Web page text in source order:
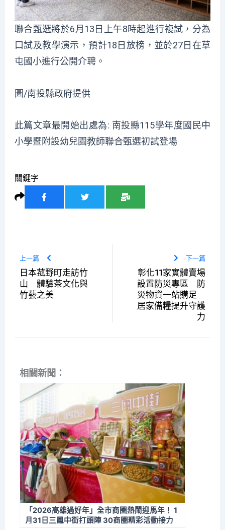
聯合甄選將於6月13日上午8時起進行複試，分為
口試及教學演示，預計18日放榜，並於27日在草
屯國小進行公開介聘。
圖/南投縣政府提供
此篇文章最開始出處為: 南投縣115學年度國民中
小學暨附設幼兒園教師聯合甄選初試登場
關鍵字
上一篇
日本菰野町走訪竹
山 體驗茶文化與
竹藝之美
下一篇
彰化11家實體賣場
設置防災專區 防
災物資一站購足
居家備糧提升守護
力
相關新聞：
「2026高雄過好年」全市商圈熱鬧迎馬年！ 1
月31日三鳳中街打頭陣 30商圈精彩活動接力